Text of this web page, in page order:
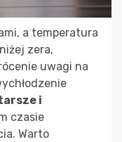
a temperatura
zera,
uwagi na
i
czasie
Warto